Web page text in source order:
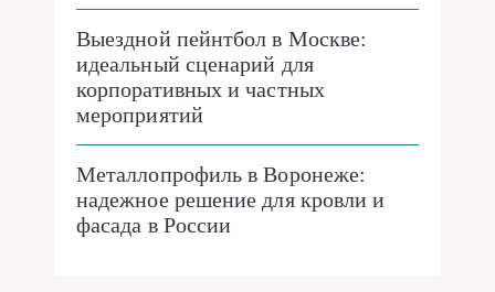
Выездной пейнтбол в Москве:
идеальный сценарий для
корпоративных и частных
мероприятий
Металлопрофиль в Воронеже:
надежное решение для кровли и
фасада в России